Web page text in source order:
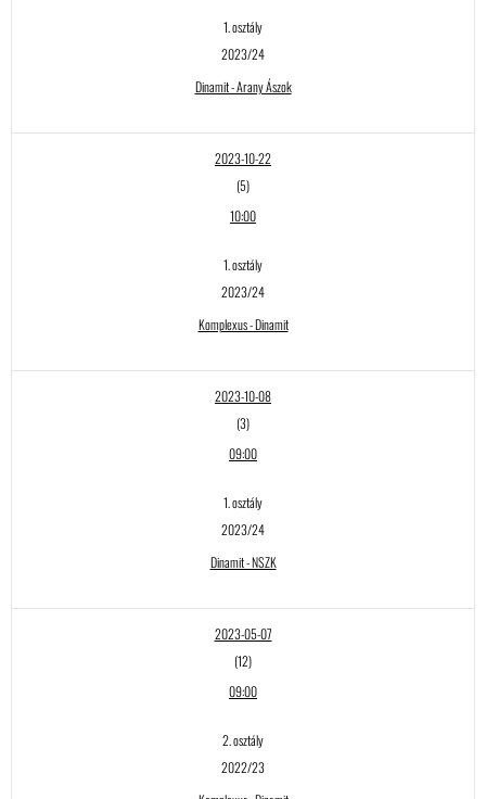
1. osztály
2023/24
Dinamit - Arany Ászok
2023-10-22
(5)
10:00
1. osztály
2023/24
Komplexus - Dinamit
2023-10-08
(3)
09:00
1. osztály
2023/24
Dinamit - NSZK
2023-05-07
(12)
09:00
2. osztály
2022/23